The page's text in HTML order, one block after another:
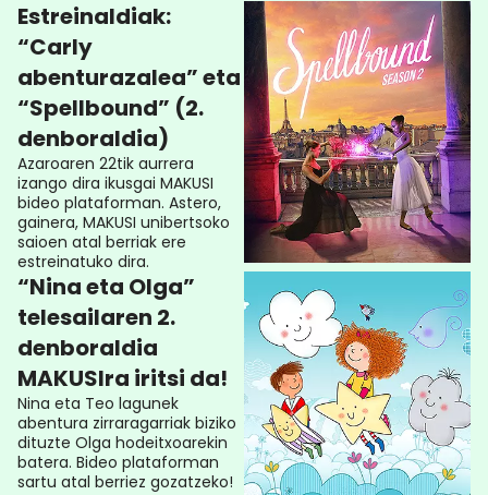
Estreinaldiak:
“Carly
abenturazalea” eta
“Spellbound” (2.
denboraldia)
Azaroaren 22tik aurrera
izango dira ikusgai MAKUSI
bideo plataforman. Astero,
gainera, MAKUSI unibertsoko
saioen atal berriak ere
estreinatuko dira.
“Nina eta Olga”
telesailaren 2.
denboraldia
MAKUSIra iritsi da!
Nina eta Teo lagunek
abentura zirraragarriak biziko
dituzte Olga hodeitxoarekin
batera. Bideo plataforman
sartu atal berriez gozatzeko!